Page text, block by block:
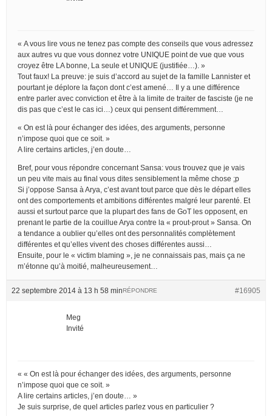
« A vous lire vous ne tenez pas compte des conseils que vous adressez
aux autres vu que vous donnez votre UNIQUE point de vue que vous
croyez être LA bonne, La seule et UNIQUE (justifiée…). »
Tout faux! La preuve: je suis d’accord au sujet de la famille Lannister et
pourtant je déplore la façon dont c’est amené… Il y a une différence
entre parler avec conviction et être à la limite de traiter de fasciste (je ne
dis pas que c’est le cas ici…) ceux qui pensent différemment…
« On est là pour échanger des idées, des arguments, personne
n’impose quoi que ce soit. »
A lire certains articles, j’en doute…
Bref, pour vous répondre concernant Sansa: vous trouvez que je vais
un peu vite mais au final vous dites sensiblement la même chose ;p
Si j’oppose Sansa à Arya, c’est avant tout parce que dès le départ elles
ont des comportements et ambitions différentes malgré leur parenté. Et
aussi et surtout parce que la plupart des fans de GoT les opposent, en
prenant le partie de la couillue Arya contre la « prout-prout » Sansa. On
a tendance a oublier qu’elles ont des personnalités complètement
différentes et qu’elles vivent des choses différentes aussi…
Ensuite, pour le « victim blaming », je ne connaissais pas, mais ça ne
m’étonne qu’à moitié, malheureusement…
22 septembre 2014 à 13 h 58 min #16905
RÉPONDRE
Meg
Invité
« « On est là pour échanger des idées, des arguments, personne
n’impose quoi que ce soit. »
A lire certains articles, j’en doute… »
Je suis surprise, de quel articles parlez vous en particulier ?